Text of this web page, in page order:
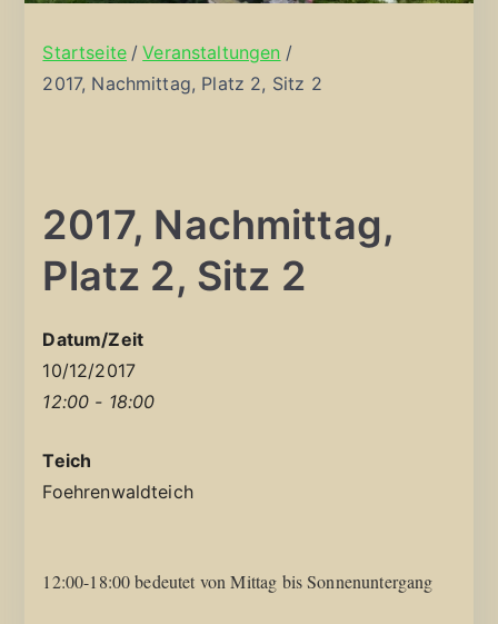
Startseite
Veranstaltungen
2017, Nachmittag, Platz 2, Sitz 2
2017, Nachmittag,
Platz 2, Sitz 2
Datum/Zeit
10/12/2017
12:00 - 18:00
Teich
Foehrenwaldteich
12:00-18:00 bedeutet von Mittag bis Sonnenuntergang